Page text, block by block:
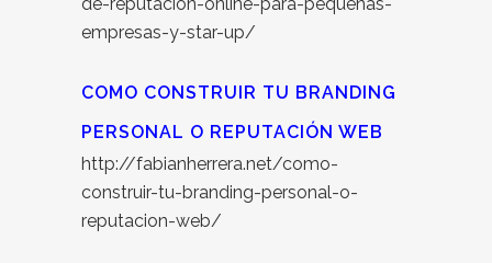
de-reputacion-online-para-pequenas-
empresas-y-star-up/
COMO CONSTRUIR TU BRANDING
PERSONAL O REPUTACIÓN WEB
http://fabianherrera.net/como-
construir-tu-branding-personal-o-
reputacion-web/